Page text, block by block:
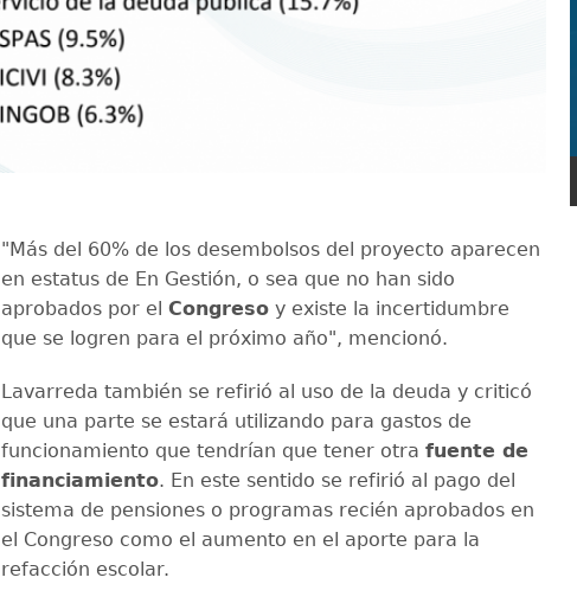
"Más del 60% de los desembolsos del proyecto aparecen
en estatus de En Gestión, o sea que no han sido
aprobados por el Congreso y existe la incertidumbre
que se logren para el próximo año", mencionó.
Lavarreda también se refirió al uso de la deuda y criticó
que una parte se estará utilizando para gastos de
funcionamiento que tendrían que tener otra fuente de
financiamiento. En este sentido se refirió al pago del
sistema de pensiones o programas recién aprobados en
el Congreso como el aumento en el aporte para la
refacción escolar.